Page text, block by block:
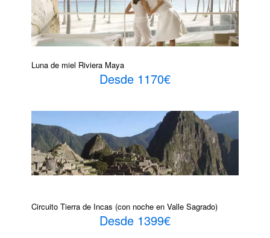
Luna de miel Riviera Maya
Desde 1170€
Circuito Tierra de Incas (con noche en Valle Sagrado)
Desde 1399€